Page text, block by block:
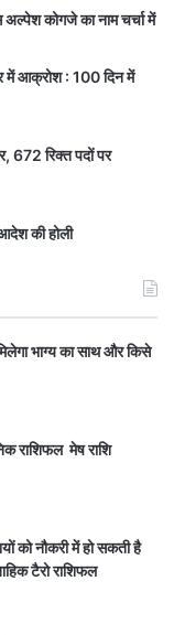
अल्पेश कोगजे का नाम चर्चा में
में आक्रोश : 100 दिन में
672 रिक्त पदों पर
की होली
भाग्य का साथ और किसे
राशिफल मेष राशि
को नौकरी में हो सकती है
टैरो राशिफल